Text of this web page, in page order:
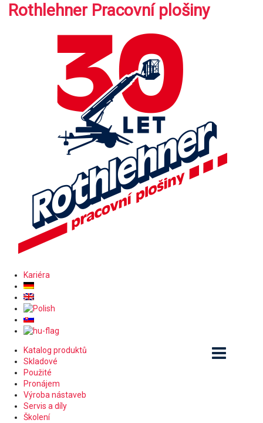
Rothlehner Pracovní plošiny
Kariéra
Katalog produktů
Skladové
Použité
Pronájem
Výroba nástaveb
Servis a díly
Školení